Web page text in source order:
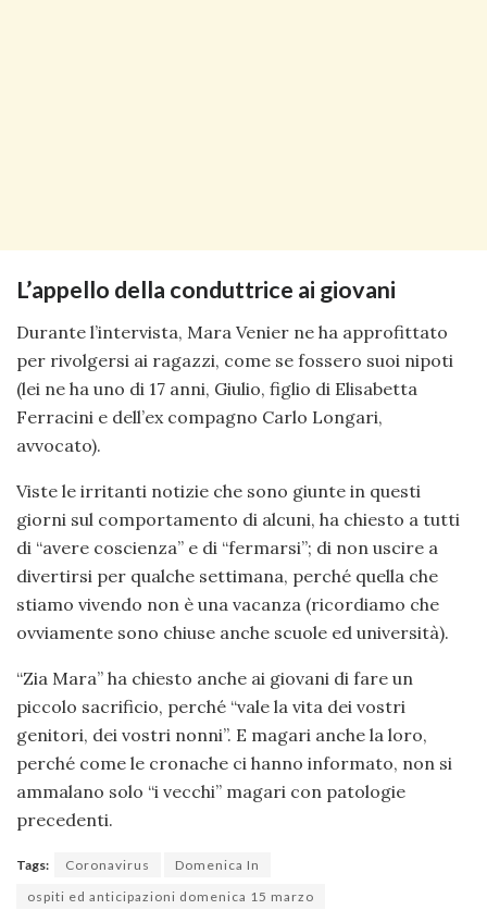
L’appello della conduttrice ai giovani
Durante l’intervista, Mara Venier ne ha approfittato
per rivolgersi ai ragazzi, come se fossero suoi nipoti
(lei ne ha uno di 17 anni, Giulio, figlio di Elisabetta
Ferracini e dell’ex compagno Carlo Longari,
avvocato).
Viste le irritanti notizie che sono giunte in questi
giorni sul comportamento di alcuni, ha chiesto a tutti
di “avere coscienza” e di “fermarsi”; di non uscire a
divertirsi per qualche settimana, perché quella che
stiamo vivendo non è una vacanza (ricordiamo che
ovviamente sono chiuse anche scuole ed università).
“Zia Mara” ha chiesto anche ai giovani di fare un
piccolo sacrificio, perché “vale la vita dei vostri
genitori, dei vostri nonni”. E magari anche la loro,
perché come le cronache ci hanno informato, non si
ammalano solo “i vecchi” magari con patologie
precedenti.
Tags: Coronavirus
Domenica In
ospiti ed anticipazioni domenica 15 marzo